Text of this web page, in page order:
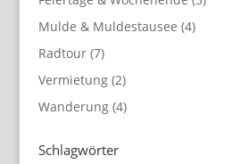
Mulde & Muldestausee (4)
Radtour(7)
Vermietung(2)
Wanderung(4)
Schlagwörter